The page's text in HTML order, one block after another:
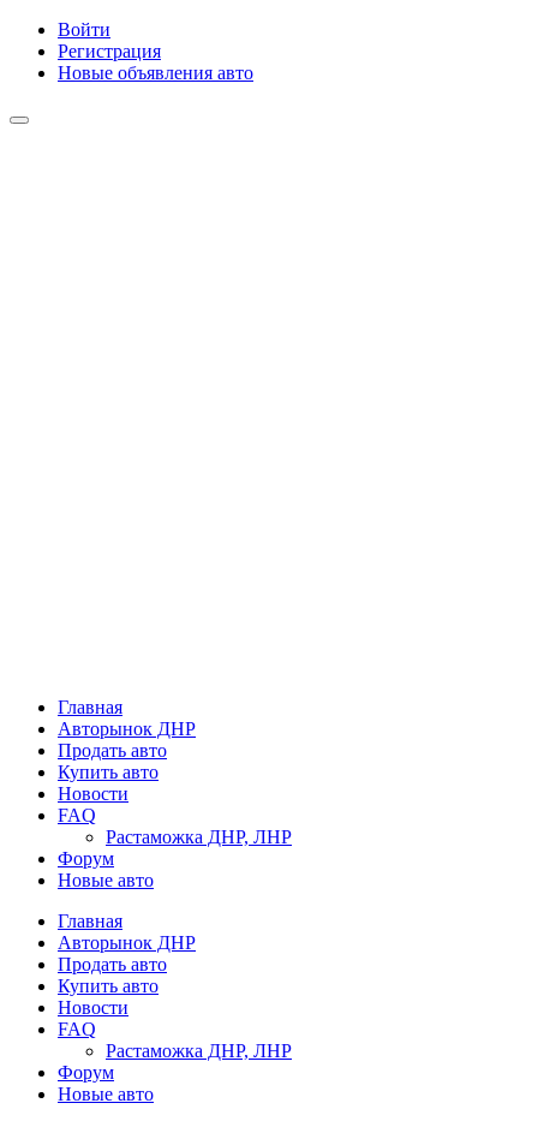
Войти
Регистрация
Новые объявления авто
Главная
Авторынок ДНР
Продать авто
Купить авто
Новости
FAQ
Растаможка ДНР, ЛНР
Форум
Новые авто
Главная
Авторынок ДНР
Продать авто
Купить авто
Новости
FAQ
Растаможка ДНР, ЛНР
Форум
Новые авто